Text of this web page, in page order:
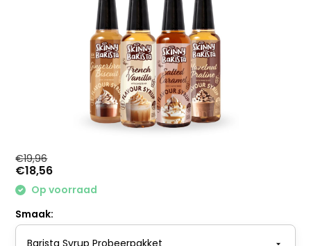
€19,96
€18,56
Op voorraad
Smaak: